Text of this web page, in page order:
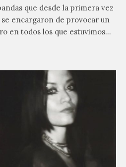
que desde la primera vez
encargaron de provocar un
en todos los que estuvimos